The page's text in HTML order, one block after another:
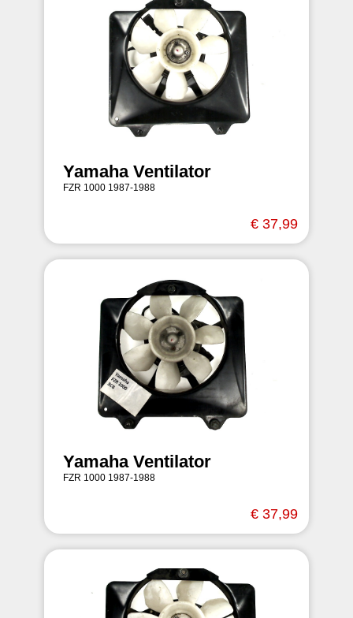
Yamaha Ventilator
FZR 1000 1987-1988
€ 37,99
Yamaha Ventilator
FZR 1000 1987-1988
€ 37,99